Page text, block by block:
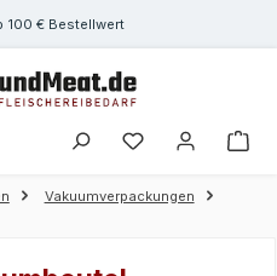
100 € Bestellwert
Vakuumverpackungen